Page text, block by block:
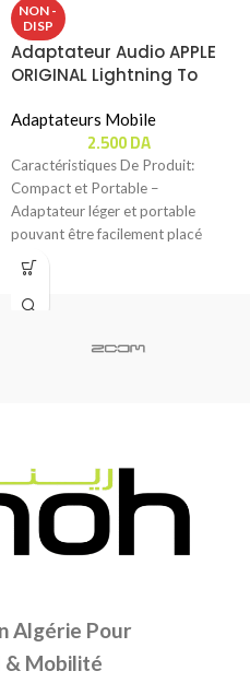
NON -
DISP
Adaptateur Audio APPLE
ORIGINAL Lightning To
Emballage)
Adaptateurs Mobile
2.500DA
Caractéristiques De Produit:
Compact et Portable –
Adaptateur léger et portable
pouvant être facilement placé
dans un sac à main,
Algérie Pour
& Mobilité